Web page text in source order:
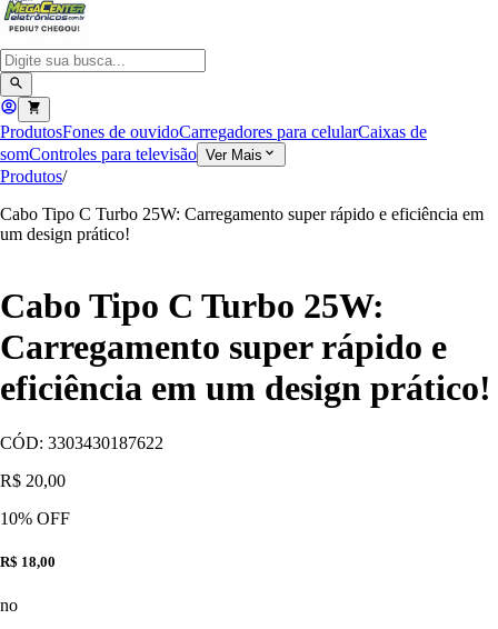
ProdutosFones de ouvidoCarregadores para celularCaixas de
somControles para televisão Ver Mais
Produtos/
Cabo Tipo C Turbo 25W: Carregamento super rápido e eficiência em
um design prático!
Cabo Tipo C Turbo 25W:
Carregamento super rápido e
eficiência em um design prático!
CÓD: 3303430187622
R$ 20,00
10% OFF
R$ 18,00
no